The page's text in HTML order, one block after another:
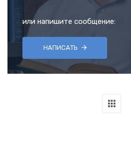
или напишите сообщение:
НАПИСАТЬ